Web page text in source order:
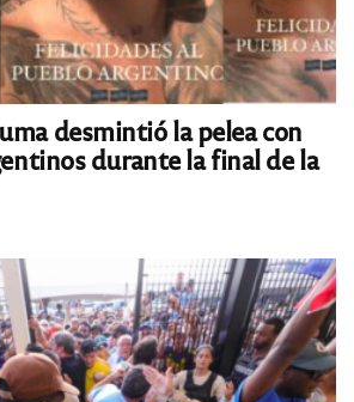
desmintió la pelea con
durante la final de la